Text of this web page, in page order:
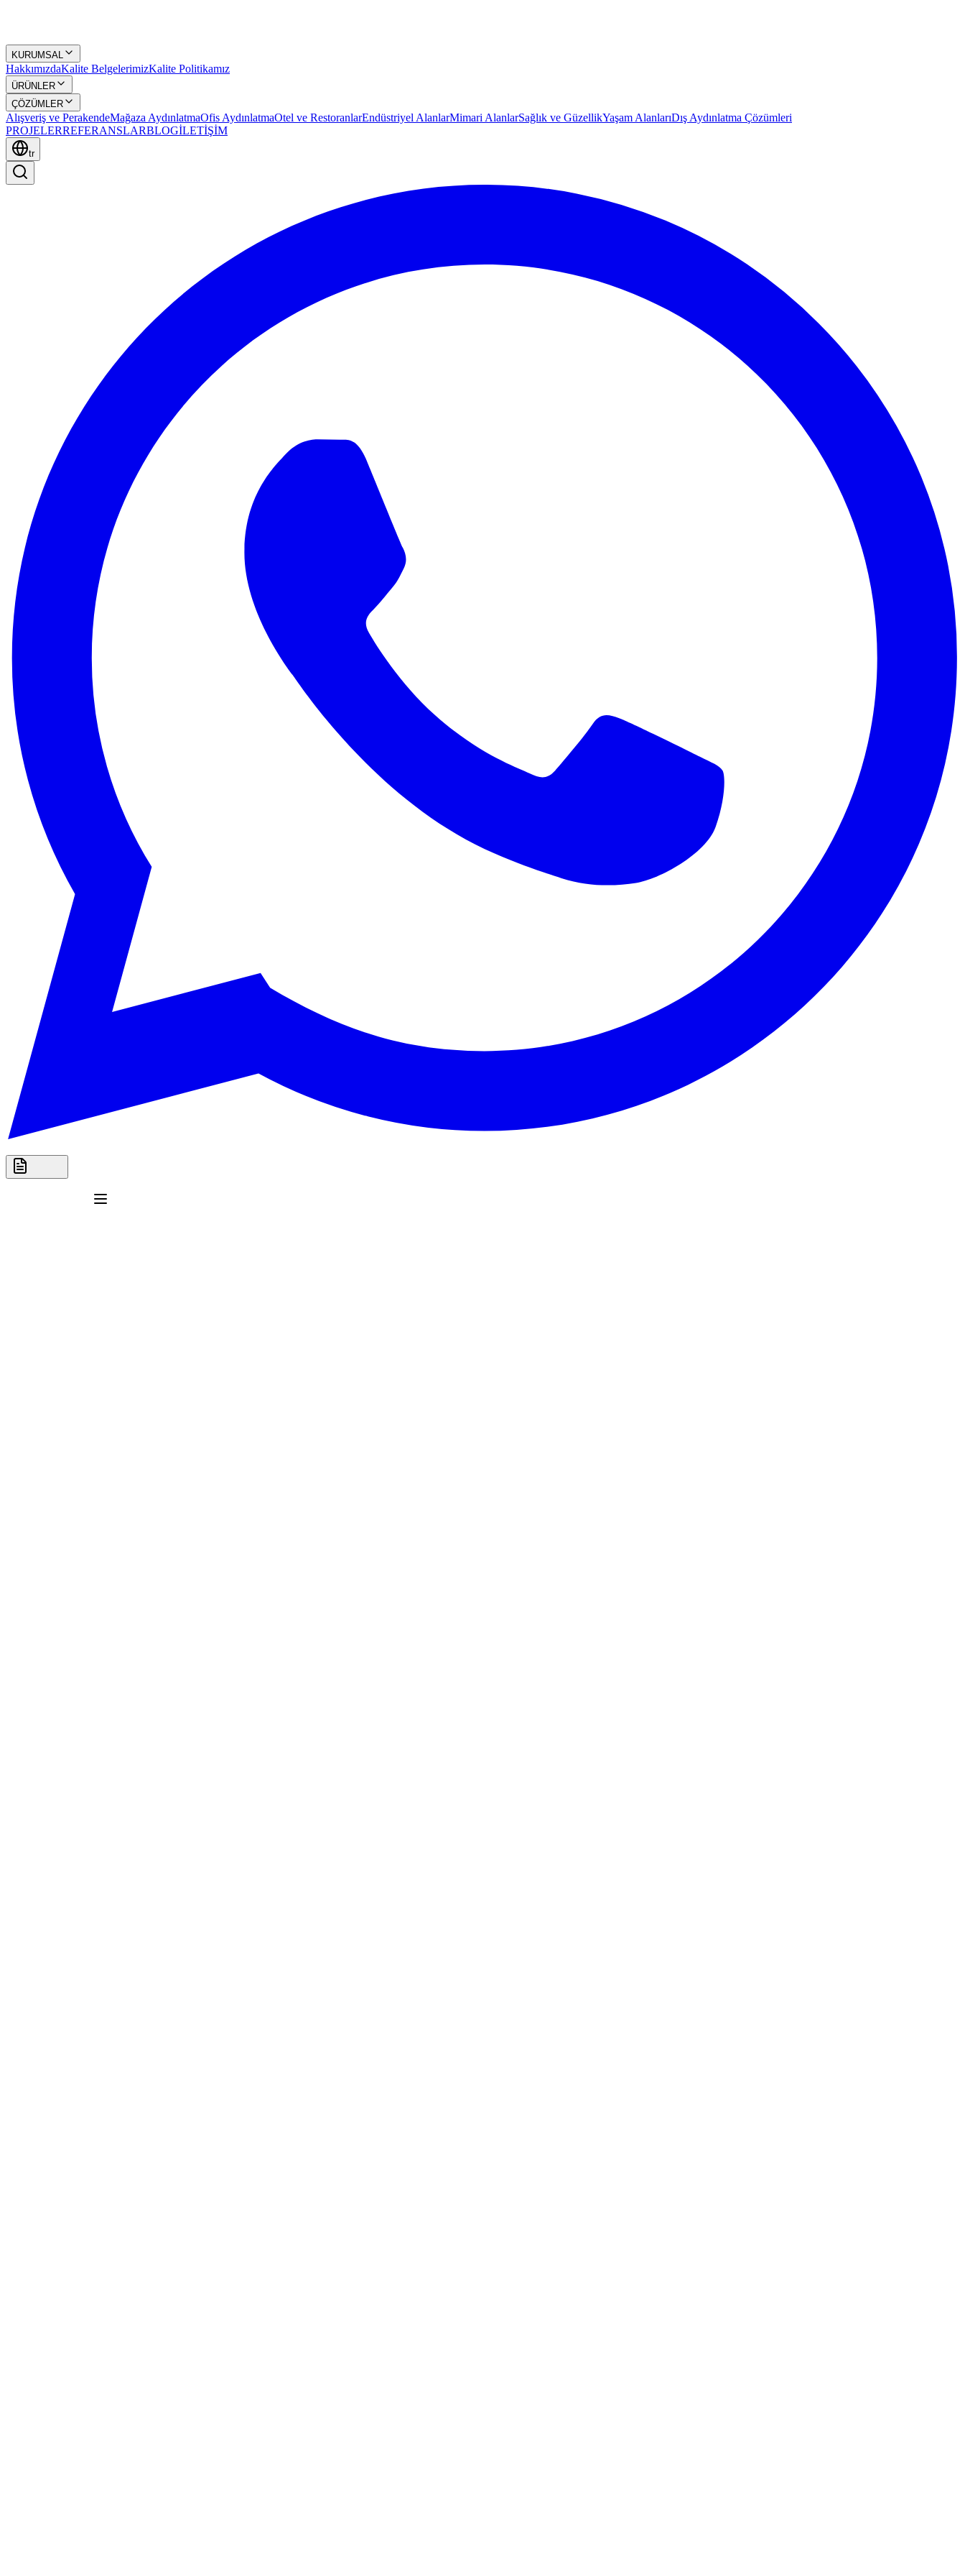
KURUMSAL
HakkımızdaKalite BelgelerimizKalite Politikamız
ÜRÜNLER
ÇÖZÜMLER
Alışveriş ve PerakendeMağaza AydınlatmaOfis AydınlatmaOtel ve RestoranlarEndüstriyel AlanlarMimari AlanlarSağlık ve GüzellikYaşam AlanlarıDış Aydınlatma Çözümleri
PROJELERREFERANSLARBLOGİLETİŞİM
tr